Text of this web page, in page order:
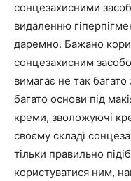
сонцезахисними
видаленню
даремно. Бажано
сонцезахисним
вимагає не так
багато основи під
креми, зволожуючі
своєму складі
тільки правильно
користуватися ним,